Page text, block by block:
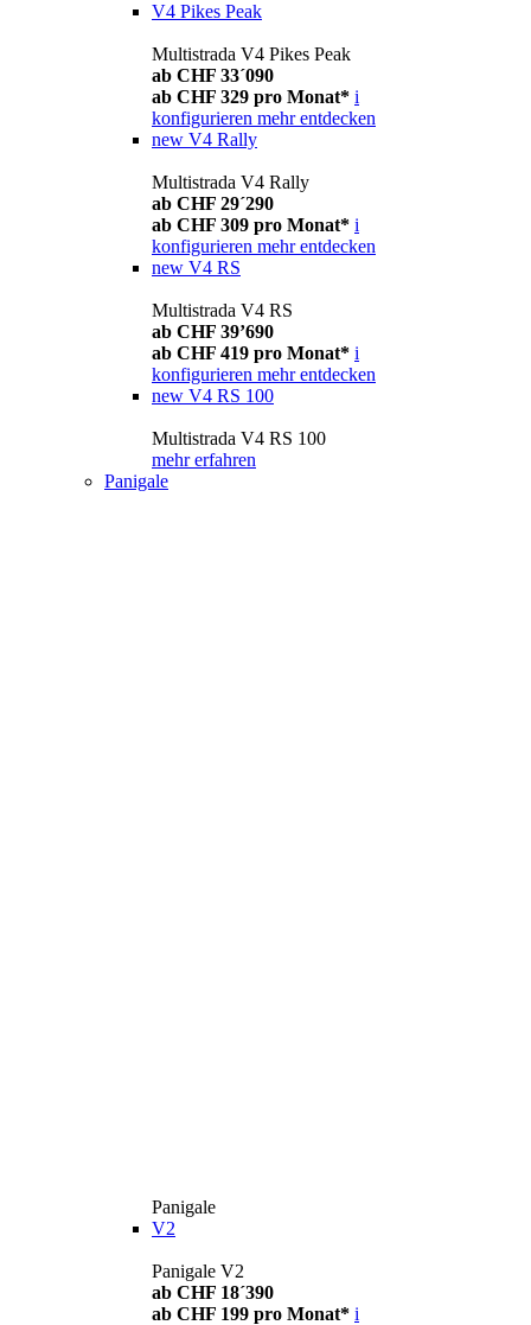
V4 Pikes Peak
Multistrada V4 Pikes Peak
ab CHF 33´090
ab CHF 329 pro Monat* i
konfigurieren mehr entdecken
new V4 Rally
Multistrada V4 Rally
ab CHF 29´290
ab CHF 309 pro Monat* i
konfigurieren mehr entdecken
new V4 RS
Multistrada V4 RS
ab CHF 39’690
ab CHF 419 pro Monat* i
konfigurieren mehr entdecken
new V4 RS 100
Multistrada V4 RS 100
mehr erfahren
Panigale
Panigale
V2
Panigale V2
ab CHF 18´390
ab CHF 199 pro Monat* i